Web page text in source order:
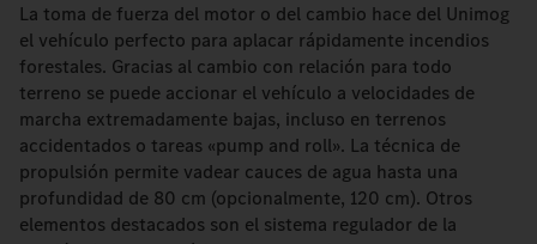
La toma de fuerza del motor o del cambio hace del Unimog
el vehículo perfecto para aplacar rápidamente incendios
forestales. Gracias al cambio con relación para todo
terreno se puede accionar el vehículo a velocidades de
marcha extremadamente bajas, incluso en terrenos
accidentados o tareas «pump and roll». La técnica de
propulsión permite vadear cauces de agua hasta una
profundidad de 80 cm (opcionalmente, 120 cm). Otros
elementos destacados son el sistema regulador de la